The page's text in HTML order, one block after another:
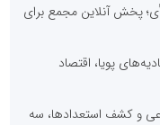
کالبر در بوته رأی؛ پخش آنلاین مجمع برای
پویا، اقتصاد
و کشف استعدادها، سه